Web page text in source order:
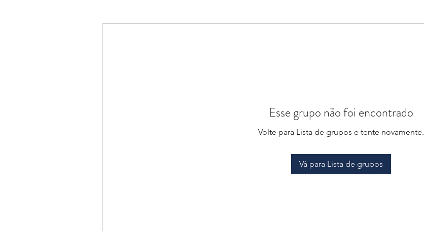
Esse grupo não foi encontrado
Volte para Lista de grupos e tente novamente.
Vá para Lista de grupos